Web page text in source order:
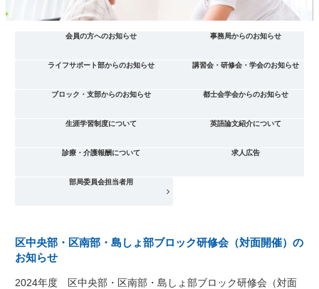
会員の方へのお知らせ 事務局からのお知らせ
ライフサポート部からのお知らせ 講習会・研修会・学会のお知らせ
ブロック・支部からのお知らせ 都士会学会からのお知らせ
生涯学習制度について 英語論文紹介について
診療・介護報酬について 求人広告
部局委員会担当者用
区中央部・区南部・島しょ部ブロック研修会（対面開催）の
お知らせ
2024年度 区中央部・区南部・島しょ部ブロック研修会（対面